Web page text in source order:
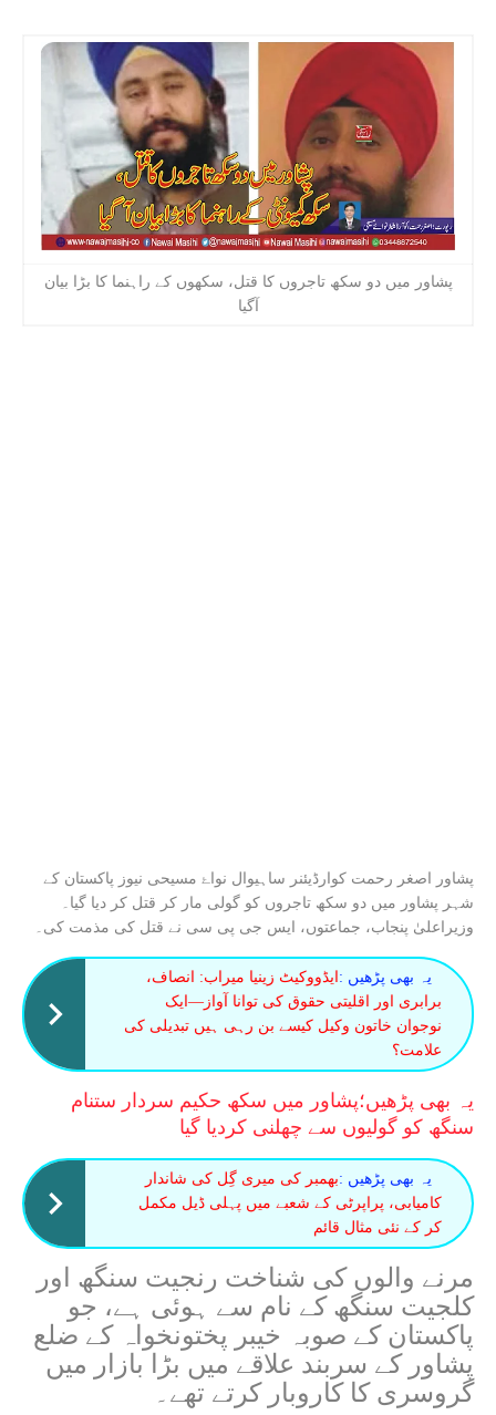
پشاور میں دو سکھ تاجروں کا قتل، سکھوں کے راہنما کا بڑا بیان
آگیا
پشاور اصغر رحمت کوارڈیئنر ساہیوال نواۓ مسیحی نیوز پاکستان کے
شہر پشاور میں دو سکھ تاجروں کو گولی مار کر قتل کر دیا گیا۔
وزیراعلیٰ پنجاب، جماعتوں، ایس جی پی سی نے قتل کی مذمت کی۔
یہ بھی پڑھیں : ایڈووکیٹ زینیا میراب: انصاف،
برابری اور اقلیتی حقوق کی توانا آواز—ایک
نوجوان خاتون وکیل کیسے بن رہی ہیں تبدیلی کی
علامت؟
یہ بھی پڑھیں؛پشاور میں سکھ حکیم سردار ستنام
سنگھ کو گولیوں سے چھلنی کردیا گیا
یہ بھی پڑھیں :بھمبر کی میری گِل کی شاندار
کامیابی، پراپرٹی کے شعبے میں پہلی ڈیل مکمل
کر کے نئی مثال قائم
مرنے والوں کی شناخت رنجیت سنگھ اور
کلجیت سنگھ کے نام سے ہوئی ہے، جو
پاکستان کے صوبہ خیبر پختونخواہ کے ضلع
پشاور کے سربند علاقے میں بڑا بازار میں
گروسری کا کاروبار کرتے تھے۔